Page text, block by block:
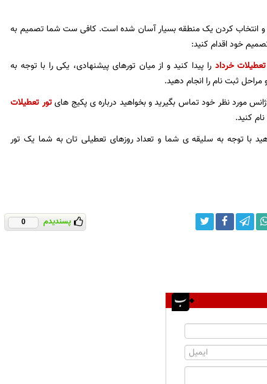
و انتخاب کردن یک منطقه بسیار آسان شده است. کافی ست شما تصمیم به
خود اقدام کنید:
خرداد را پیدا کنید و از میان تورهای پیشنهادی، یکی را با توجه به
ثبت نام را انجام دهید.
مورد نظر خود تماس بگیرید و بخواهید درباره ی پکیج هایتور تعطیلات
کنید.
با توجه به سلیقه ی شما و تعداد روزهای تعطیلی تان به شما یک تور
پسندیدم 0